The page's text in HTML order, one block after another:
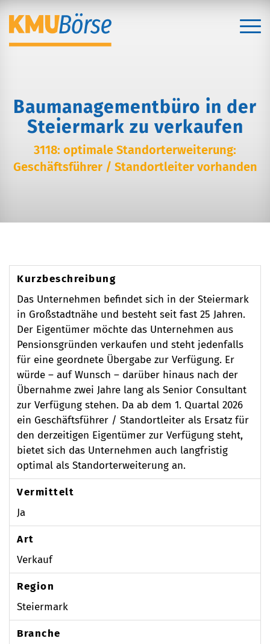
Baumanagementbüro in der
Steiermark zu verkaufen
3118: optimale Standorterweiterung:
Geschäftsführer / Standortleiter vorhanden
Kurzbeschreibung
Das Unternehmen befindet sich in der Steiermark
in Großstadtnähe und besteht seit fast 25 Jahren.
Der Eigentümer möchte das Unternehmen aus
Pensionsgründen verkaufen und steht jedenfalls
für eine geordnete Übergabe zur Verfügung. Er
würde – auf Wunsch – darüber hinaus nach der
Übernahme zwei Jahre lang als Senior Consultant
zur Verfügung stehen. Da ab dem 1. Quartal 2026
ein Geschäftsführer / Standortleiter als Ersatz für
den derzeitigen Eigentümer zur Verfügung steht,
bietet sich das Unternehmen auch langfristig
optimal als Standorterweiterung an.
Vermittelt
Ja
Art
Verkauf
Region
Steiermark
Branche